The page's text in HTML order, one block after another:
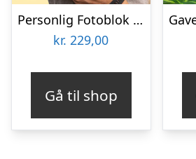
Personlig Fotoblok i Træ
kr. 229,00
Gå til shop